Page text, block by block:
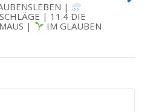
|
| 11.4 DIE
|
IM GLAUBEN